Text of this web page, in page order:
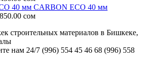
цен:
322.00 сом
6,430.00 сом
CARBON ECO 40 мм
сомДиапазон
215.00 сом
7,850.00 сом
нам 24/7 (996) 554 45 46 68 (996) 558